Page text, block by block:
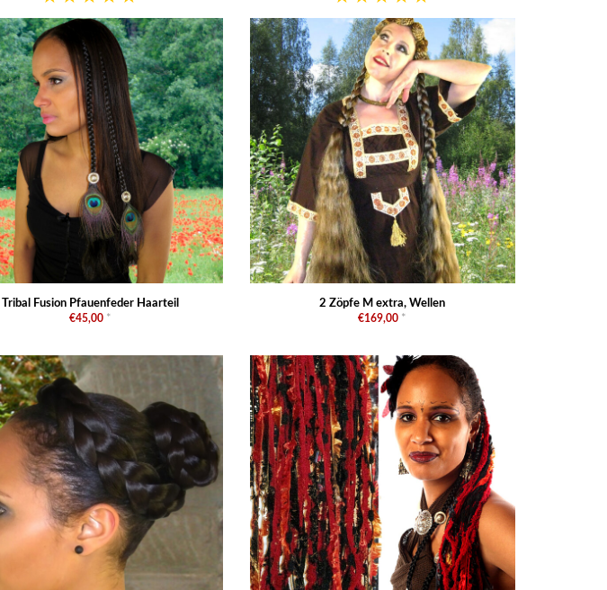
Tribal Fusion Pfauenfeder Haarteil
€45,00 *
2 Zöpfe M extra, Wellen
€169,00 *